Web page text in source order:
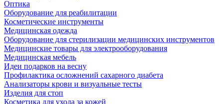
Оптика
Оборудование для реабилитации
Косметические инструменты
Медицинская одежда
Оборудование для стерилизации медицинских инструментов
Медицинские товары для электрооборудования
Медицинская мебель
Идеи подарков на весну
Профилактика осложнений сахарного диабета
Анализаторы крови и визуальные тесты
Изделия для стоп
Косметика для ухода за кожей